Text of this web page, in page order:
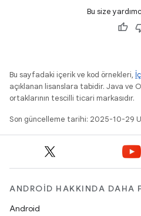
Bu size
Bu sayfadaki içerik ve kod örnekleri,
açıklanan lisanslara tabidir. Java ve
ortaklarının tescilli ticari markasıdır.
Son güncelleme tarihi: 2025-10-29
ANDROID HAKKINDA DAHA
Android